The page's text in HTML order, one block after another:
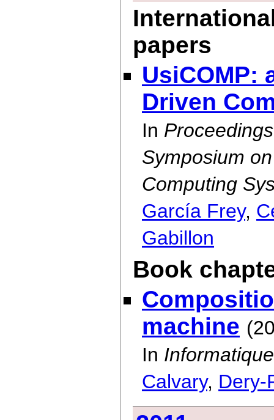
papers
UsiCOMP:
Driven
In
Symposium
Computing
García Frey,
Gabillon
Book
machine
In
Calvary, Dery-